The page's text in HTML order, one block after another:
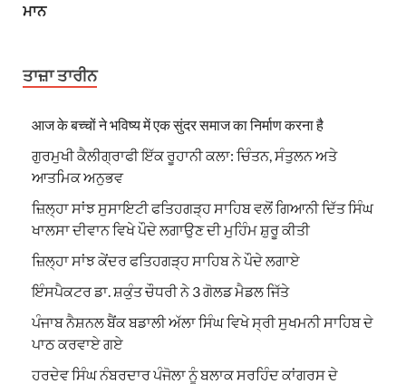
ਮਾਨ
ਤਾਜ਼ਾ ਤਾਰੀਨ
आज के बच्चों ने भविष्य में एक सुंदर समाज का निर्माण करना है
ਗੁਰਮੁਖੀ ਕੈਲੀਗ੍ਰਾਫੀ ਇੱਕ ਰੂਹਾਨੀ ਕਲਾ: ਚਿੰਤਨ, ਸੰਤੁਲਨ ਅਤੇ
ਆਤਮਿਕ ਅਨੁਭਵ
ਜ਼ਿਲ੍ਹਾ ਸਾਂਝ ਸੁਸਾਇਟੀ ਫਤਿਹਗੜ੍ਹ ਸਾਹਿਬ ਵਲੋਂ ਗਿਆਨੀ ਦਿੱਤ ਸਿੰਘ
ਖਾਲਸਾ ਦੀਵਾਨ ਵਿਖੇ ਪੌਦੇ ਲਗਾਉਣ ਦੀ ਮੁਹਿੰਮ ਸ਼ੁਰੂ ਕੀਤੀ
ਜ਼ਿਲ੍ਹਾ ਸਾਂਝ ਕੇਂਦਰ ਫਤਿਹਗੜ੍ਹ ਸਾਹਿਬ ਨੇ ਪੌਦੇ ਲਗਾਏ
ਇੰਸਪੈਕਟਰ ਡਾ. ਸ਼ਕੁੰਤ ਚੌਧਰੀ ਨੇ 3 ਗੋਲਡ ਮੈਡਲ ਜਿੱਤੇ
ਪੰਜਾਬ ਨੈਸ਼ਨਲ ਬੈਂਕ ਬਡਾਲੀ ਅੱਲਾ ਸਿੰਘ ਵਿਖੇ ਸ੍ਰੀ ਸੁਖਮਨੀ ਸਾਹਿਬ ਦੇ
ਪਾਠ ਕਰਵਾਏ ਗਏ
ਹਰਦੇਵ ਸਿੰਘ ਨੰਬਰਦਾਰ ਪੰਜੋਲਾ ਨੂੰ ਬਲਾਕ ਸਰਹਿੰਦ ਕਾਂਗਰਸ ਦੇ